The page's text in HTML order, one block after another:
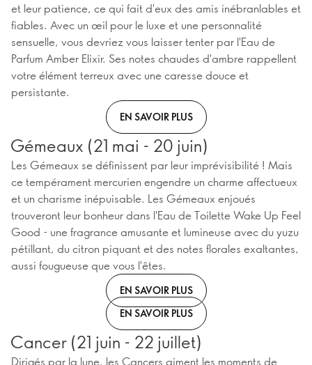
et leur patience, ce qui fait d'eux des amis inébranlables et
fiables. Avec un œil pour le luxe et une personnalité
sensuelle, vous devriez vous laisser tenter par l'Eau de
Parfum Amber Elixir. Ses notes chaudes d'ambre rappellent
votre élément terreux avec une caresse douce et
persistante.
EN SAVOIR PLUS
Gémeaux (21 mai - 20 juin)
Les Gémeaux se définissent par leur imprévisibilité ! Mais
ce tempérament mercurien engendre un charme affectueux
et un charisme inépuisable. Les Gémeaux enjoués
trouveront leur bonheur dans l'Eau de Toilette Wake Up Feel
Good - une fragrance amusante et lumineuse avec du yuzu
pétillant, du citron piquant et des notes florales exaltantes,
aussi fougueuse que vous l'êtes.
EN SAVOIR PLUS
EN SAVOIR PLUS
Cancer (21 juin - 22 juillet)
Dirigés par la lune, les Cancers aiment les moments de